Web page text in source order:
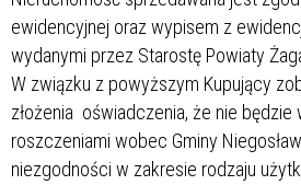
ewidencyjnej oraz wypisem z
wydanymi przez Starostę Powiaty
W związku z powyższym Kupujący
złożenia oświadczenia, że nie będzie
roszczeniami wobec Gminy
niezgodności w zakresie rodzaju